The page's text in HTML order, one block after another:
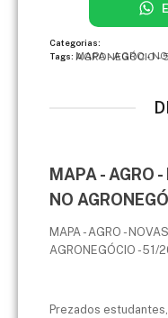
Categorias:
Tags: MAPA - AGRO - NOVAS TECNOLOGIAS NO
MAPA - AGRO
NO
MAPA - AGRO -
AGRONEGÓCIO - 51/
Prezados estudantes,